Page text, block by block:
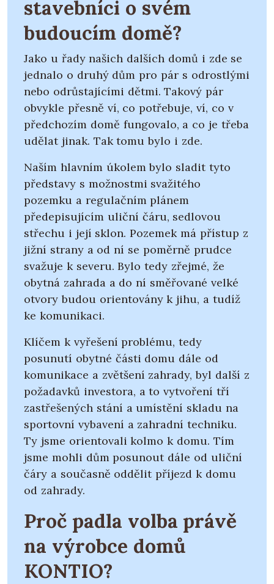
stavebníci o svém
budoucím domě?
Jako u řady našich dalších domů i zde se
jednalo o druhý dům pro pár s odrostlými
nebo odrůstajícími dětmi. Takový pár
obvykle přesně ví, co potřebuje, ví, co v
předchozím domě fungovalo, a co je třeba
udělat jinak. Tak tomu bylo i zde.
Naším hlavním úkolem bylo sladit tyto
představy s možnostmi svažitého
pozemku a regulačním plánem
předepisujícím uliční čáru, sedlovou
střechu i její sklon. Pozemek má přístup z
jižní strany a od ní se poměrně prudce
svažuje k severu. Bylo tedy zřejmé, že
obytná zahrada a do ní směřované velké
otvory budou orientovány k jihu, a tudíž
ke komunikaci.
Klíčem k vyřešení problému, tedy
posunutí obytné části domu dále od
komunikace a zvětšení zahrady, byl další z
požadavků investora, a to vytvoření tří
zastřešených stání a umístění skladu na
sportovní vybavení a zahradní techniku.
Ty jsme orientovali kolmo k domu. Tím
jsme mohli dům posunout dále od uliční
čáry a současně oddělit příjezd k domu
od zahrady.
Proč padla volba právě
na výrobce domů
KONTIO?